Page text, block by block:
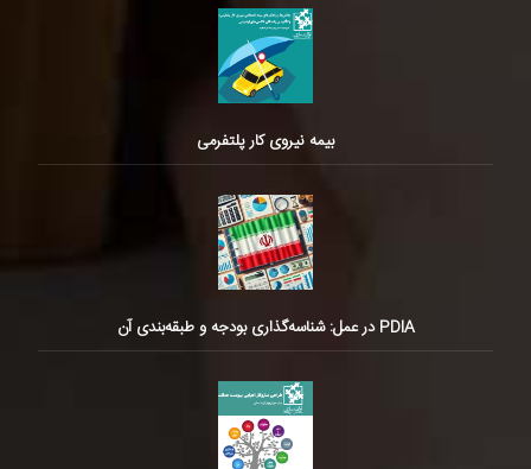
بیمه نیروی کار پلتفرمی
PDIA در عمل: شناسه‌گذاری بودجه و طبقه‌بندی آن